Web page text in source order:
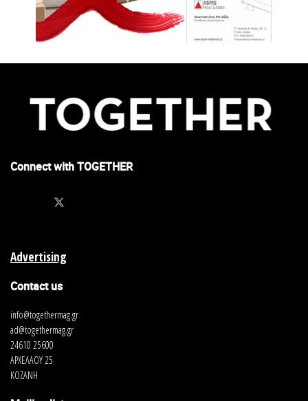
Connect with TOGETHER
Advertising
Contact us
info@togethermag.gr
ad@togethermag.gr
24610 25600
ΑΡΧΕΛΑΟΥ 25
ΚΟΖΑΝΗ